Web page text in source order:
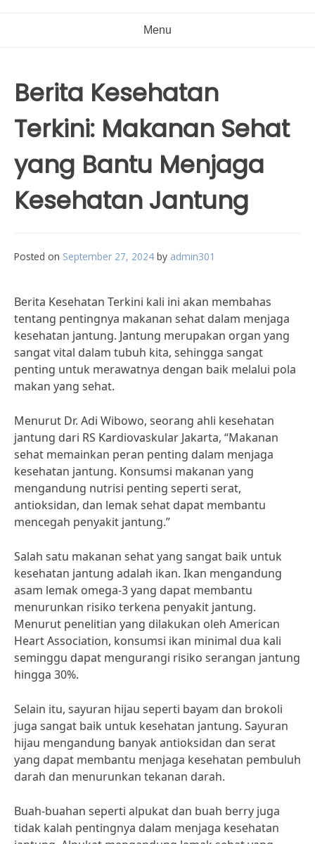
Menu
Berita Kesehatan
Terkini: Makanan Sehat
yang Bantu Menjaga
Kesehatan Jantung
Posted on September 27, 2024 by admin301
Berita Kesehatan Terkini kali ini akan membahas
tentang pentingnya makanan sehat dalam menjaga
kesehatan jantung. Jantung merupakan organ yang
sangat vital dalam tubuh kita, sehingga sangat
penting untuk merawatnya dengan baik melalui pola
makan yang sehat.
Menurut Dr. Adi Wibowo, seorang ahli kesehatan
jantung dari RS Kardiovaskular Jakarta, “Makanan
sehat memainkan peran penting dalam menjaga
kesehatan jantung. Konsumsi makanan yang
mengandung nutrisi penting seperti serat,
antioksidan, dan lemak sehat dapat membantu
mencegah penyakit jantung.”
Salah satu makanan sehat yang sangat baik untuk
kesehatan jantung adalah ikan. Ikan mengandung
asam lemak omega-3 yang dapat membantu
menurunkan risiko terkena penyakit jantung.
Menurut penelitian yang dilakukan oleh American
Heart Association, konsumsi ikan minimal dua kali
seminggu dapat mengurangi risiko serangan jantung
hingga 30%.
Selain itu, sayuran hijau seperti bayam dan brokoli
juga sangat baik untuk kesehatan jantung. Sayuran
hijau mengandung banyak antioksidan dan serat
yang dapat membantu menjaga kesehatan pembuluh
darah dan menurunkan tekanan darah.
Buah-buahan seperti alpukat dan buah berry juga
tidak kalah pentingnya dalam menjaga kesehatan